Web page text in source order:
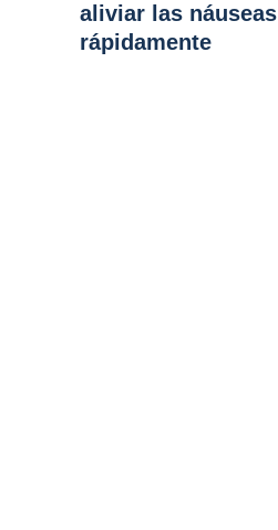
aliviar las náuseas
rápidamente